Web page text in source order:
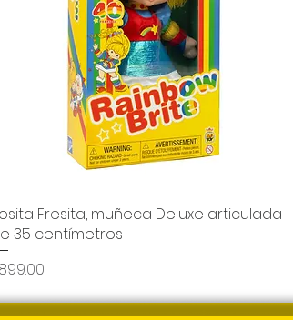
Vista rápida
Fresita, muñeca Deluxe articulada
35 centímetros